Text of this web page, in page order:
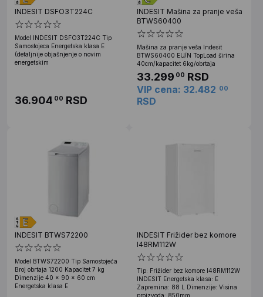
INDESIT DSFO3T224C
Model INDESIT DSFO3T224C Tip
Samostojeca Energetska klasa E
(detaljnije objašnjenje o novim
energetskim
36.904 00 RSD
INDESIT Mašina za pranje veša
BTWS60400
Mašina za pranje veša Indesit
BTWS60400 EU/N TopLoad širina
40cm/kapacitet 6kg/obrtaja
33.299 00 RSD
VIP cena: 32.482 00
RSD
INDESIT BTWS72200
Model BTWS72200 Tip Samostojeća
Broj obrtaja 1200 Kapacitet 7 kg
Dimenzije 40 x 90 x 60 cm
Energetska klasa E
INDESIT Frižider bez komore
I48RM112W
Tip: Frižider bez komore I48RM112W
INDESIT Energetska klasa: E
Zapremina: 88 L Dimenzije: Visina
proizvoda: 850mm